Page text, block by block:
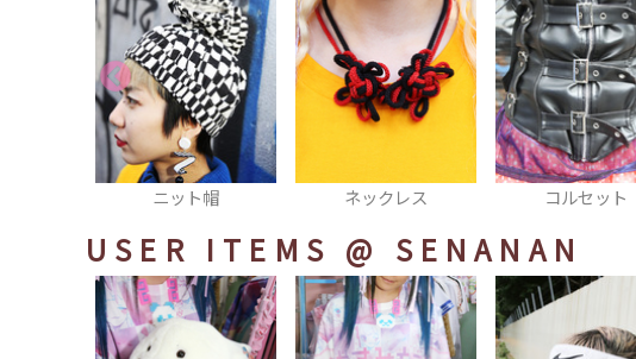
ニット帽 ネックレス コルセット
USER ITEMS @ SENANAN